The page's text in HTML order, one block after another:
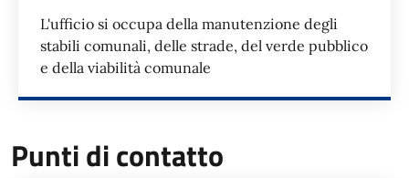
L'ufficio si occupa della manutenzione degli
stabili comunali, delle strade, del verde pubblico
e della viabilità comunale
Punti di contatto